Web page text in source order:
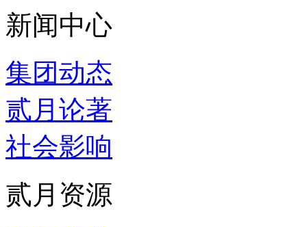
新闻中心
集团动态
贰月论著
社会影响
贰月资源